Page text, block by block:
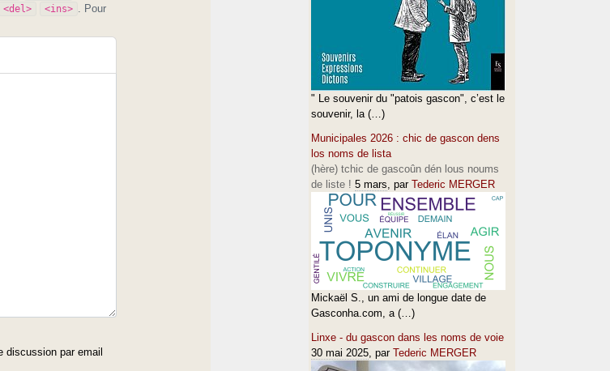
<del> <ins>
. Pour
discussion par email
" Le souvenir du "patois gascon", c’est le
souvenir, la (…)
Municipales 2026 : chic de gascon dens
los noms de lista
(hère) tchic de gascoûn dén lous noums
de liste ! 5 mars, par Tederic MERGER
Mickaël S., un ami de longue date de
Gasconha.com, a (…)
Linxe - du gascon dans les noms de voie
30 mai 2025, par Tederic MERGER